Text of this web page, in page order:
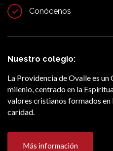
Conócenos
Nuestro colegio:
La Providencia de Ovalle es
milenio, centrado en la
valores cristianos formados en
caridad.
Más información